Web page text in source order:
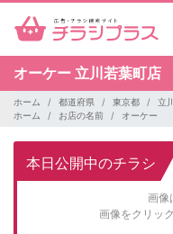
オーケー 立川若葉町店
ホーム 都道府県 東京都
立
ホーム
お店の名前 オーケー
本日公開中のチラシ
画像
画像をクリッ